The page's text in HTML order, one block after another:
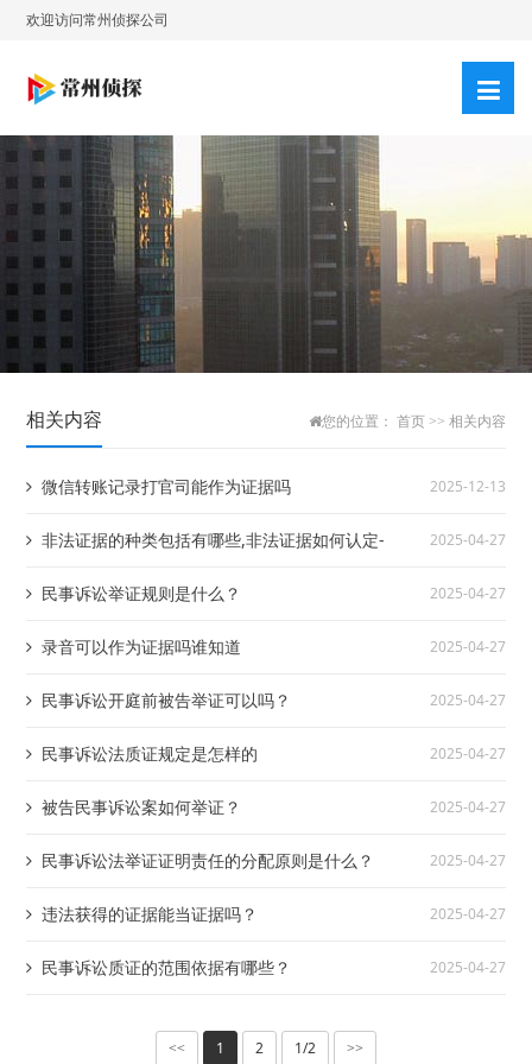
欢迎访问常州侦探公司
相关内容 您的位置： 首页>> 相关内容
微信转账记录打官司能作为证据吗 2025-12-13
非法证据的种类包括有哪些,非法证据如何认定- 2025-04-27
民事诉讼举证规则是什么？ 2025-04-27
录音可以作为证据吗谁知道 2025-04-27
民事诉讼开庭前被告举证可以吗？ 2025-04-27
民事诉讼法质证规定是怎样的 2025-04-27
被告民事诉讼案如何举证？ 2025-04-27
民事诉讼法举证证明责任的分配原则是什么？ 2025-04-27
违法获得的证据能当证据吗？ 2025-04-27
民事诉讼质证的范围依据有哪些？ 2025-04-27
<< 1 2 1/2 >>